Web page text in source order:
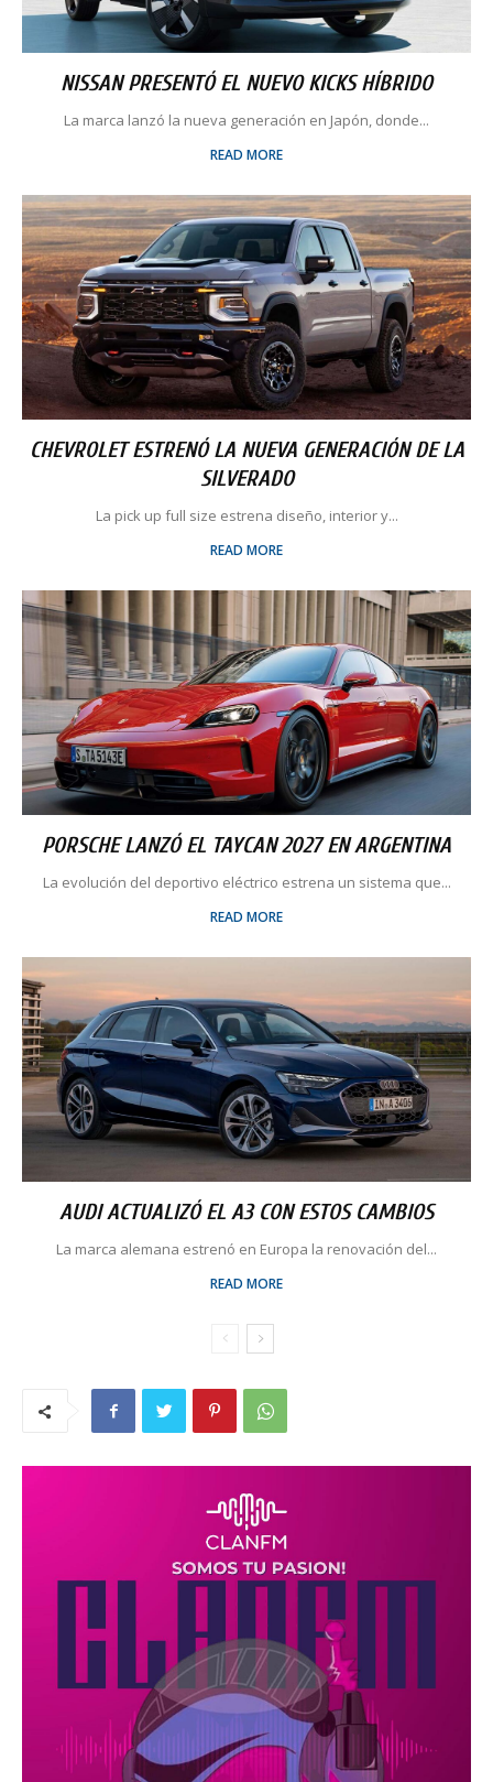
NISSAN PRESENTÓ EL NUEVO KICKS HÍBRIDO
La marca lanzó la nueva generación en Japón, donde...
READ MORE
CHEVROLET ESTRENÓ LA NUEVA GENERACIÓN DE LA
SILVERADO
La pick up full size estrena diseño, interior y...
READ MORE
PORSCHE LANZÓ EL TAYCAN 2027 EN ARGENTINA
La evolución del deportivo eléctrico estrena un sistema que...
READ MORE
AUDI ACTUALIZÓ EL A3 CON ESTOS CAMBIOS
La marca alemana estrenó en Europa la renovación del...
READ MORE